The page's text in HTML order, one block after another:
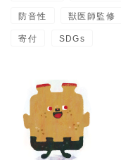
防音性 獣医師監修
寄付 SDGs